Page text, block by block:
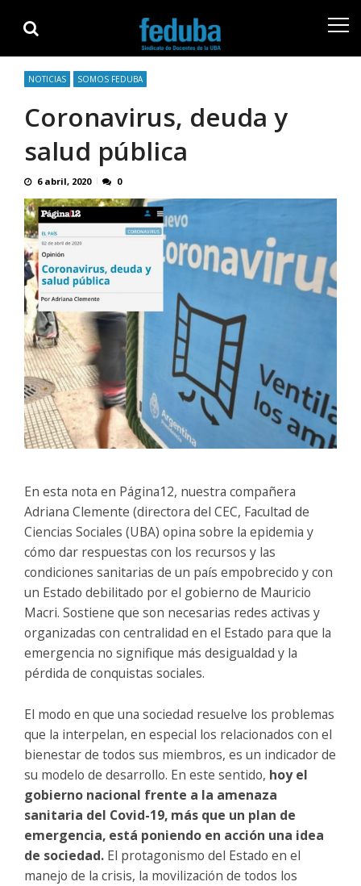
navigation
content
NOTICIAS SOMOS FEDUBA
Coronavirus, deuda y
salud pública
6 abril, 2020 0
En esta nota en Página12, nuestra compañera
Adriana Clemente (directora del CEC, Facultad de
Ciencias Sociales (UBA) opina sobre la epidemia y
cómo dar respuestas con los recursos y las
condiciones sanitarias de un país empobrecido y con
un Estado debilitado por el gobierno de Mauricio
Macri. Sostiene que son necesarias redes activas y
organizadas con centralidad en el Estado para que la
emergencia no signifique más desigualdad y la
pérdida de conquistas sociales.
El modo en que una sociedad resuelve los problemas
que la interpelan, en especial los relacionados con el
bienestar de todos sus miembros, es un indicador de
su modelo de desarrollo. En este sentido, hoy el
gobierno nacional frente a la amenaza
sanitaria del Covid-19, más que un plan de
emergencia, está poniendo en acción una idea
de sociedad. El protagonismo del Estado en el
manejo de la crisis, la movilización de todos los